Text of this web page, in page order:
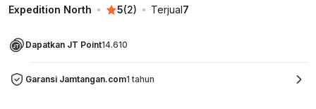
Expedition North 5(2) Terjual7
Dapatkan JT Point14.610
Garansi Jamtangan.com1 tahun